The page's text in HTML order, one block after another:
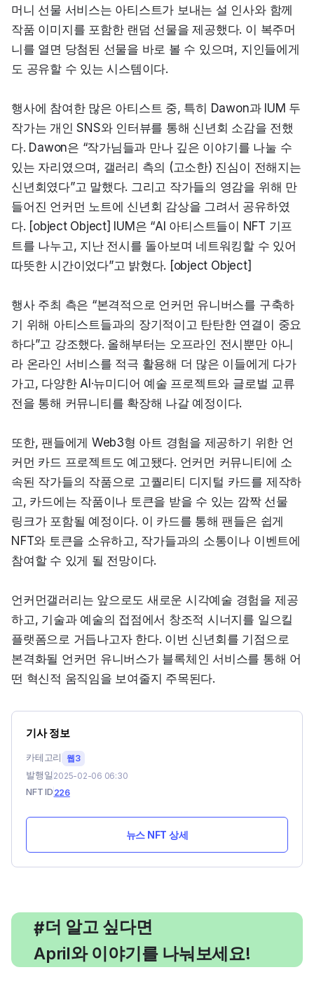
머니 선물 서비스는 아티스트가 보내는 설 인사와 함께
작품 이미지를 포함한 랜덤 선물을 제공했다. 이 복주머
니를 열면 당첨된 선물을 바로 볼 수 있으며, 지인들에게
도 공유할 수 있는 시스템이다.
행사에 참여한 많은 아티스트 중, 특히 Dawon과 IUM 두
작가는 개인 SNS와 인터뷰를 통해 신년회 소감을 전했
다. Dawon은 “작가님들과 만나 깊은 이야기를 나눌 수
있는 자리였으며, 갤러리 측의 (고소한) 진심이 전해지는
신년회였다”고 말했다. 그리고 작가들의 영감을 위해 만
들어진 언커먼 노트에 신년회 감상을 그려서 공유하였
다. [object Object] IUM은 “AI 아티스트들이 NFT 기프
트를 나누고, 지난 전시를 돌아보며 네트워킹할 수 있어
따뜻한 시간이었다”고 밝혔다. [object Object]
행사 주최 측은 “본격적으로 언커먼 유니버스를 구축하
기 위해 아티스트들과의 장기적이고 탄탄한 연결이 중요
하다”고 강조했다. 올해부터는 오프라인 전시뿐만 아니
라 온라인 서비스를 적극 활용해 더 많은 이들에게 다가
가고, 다양한 AI·뉴미디어 예술 프로젝트와 글로벌 교류
전을 통해 커뮤니티를 확장해 나갈 예정이다.
또한, 팬들에게 Web3형 아트 경험을 제공하기 위한 언
커먼 카드 프로젝트도 예고됐다. 언커먼 커뮤니티에 소
속된 작가들의 작품으로 고퀄리티 디지털 카드를 제작하
고, 카드에는 작품이나 토큰을 받을 수 있는 깜짝 선물
링크가 포함될 예정이다. 이 카드를 통해 팬들은 쉽게
NFT와 토큰을 소유하고, 작가들과의 소통이나 이벤트에
참여할 수 있게 될 전망이다.
언커먼갤러리는 앞으로도 새로운 시각예술 경험을 제공
하고, 기술과 예술의 접점에서 창조적 시너지를 일으킬
플랫폼으로 거듭나고자 한다. 이번 신년회를 기점으로
본격화될 언커먼 유니버스가 블록체인 서비스를 통해 어
떤 혁신적 움직임을 보여줄지 주목된다.
기사 정보
카테고리 웹3
발행일 2025-02-06 06:30
NFT ID 226
뉴스 NFT 상세
#
, 더 알고 싶다면
April와 이야기를 나눠보세요!